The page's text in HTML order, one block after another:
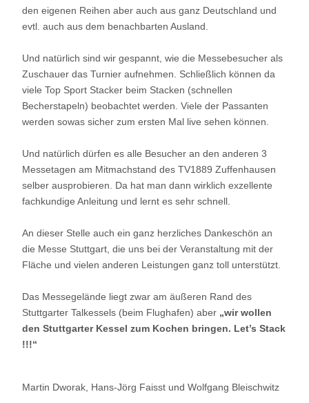
den eigenen Reihen aber auch aus ganz Deutschland und
evtl. auch aus dem benachbarten Ausland.
Und natürlich sind wir gespannt, wie die Messebesucher als
Zuschauer das Turnier aufnehmen. Schließlich können da
viele Top Sport Stacker beim Stacken (schnellen
Becherstapeln) beobachtet werden. Viele der Passanten
werden sowas sicher zum ersten Mal live sehen können.
Und natürlich dürfen es alle Besucher an den anderen 3
Messetagen am Mitmachstand des TV1889 Zuffenhausen
selber ausprobieren. Da hat man dann wirklich exzellente
fachkundige Anleitung und lernt es sehr schnell.
An dieser Stelle auch ein ganz herzliches Dankeschön an
die Messe Stuttgart, die uns bei der Veranstaltung mit der
Fläche und vielen anderen Leistungen ganz toll unterstützt.
Das Messegelände liegt zwar am äußeren Rand des
Stuttgarter Talkessels (beim Flughafen) aber „wir wollen
den Stuttgarter Kessel zum Kochen bringen. Let’s Stack
!!!“
Martin Dworak, Hans-Jörg Faisst und Wolfgang Bleischwitz